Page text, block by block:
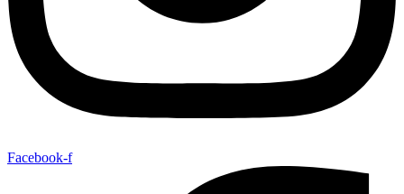
Facebook-f